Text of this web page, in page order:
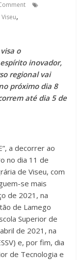
,
o
inovador,
regional vai
próximo dia 8
até dia 5 de
a decorrer ao
no dia 11 de
de Viseu, com
se mais
de 2021, na
de Lamego
Superior de
de 2021, na
e, por fim, dia
de Tecnologia e